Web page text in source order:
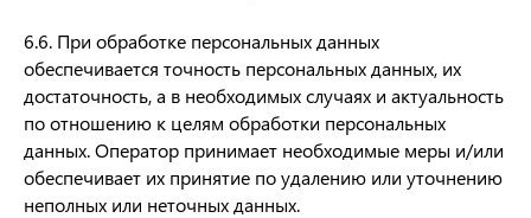
6.6. При обработке персональных данных
обеспечивается точность персональных данных, их
достаточность, а в необходимых случаях и актуальность
по отношению к целям обработки персональных
данных. Оператор принимает необходимые меры и/или
обеспечивает их принятие по удалению или уточнению
неполных или неточных данных.